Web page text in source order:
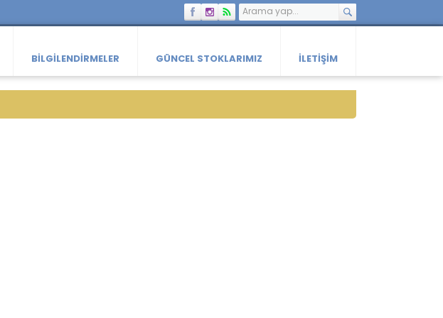
BILGILENDIRMELER GÜNCEL STOKLARIMIZ İLETIŞIM